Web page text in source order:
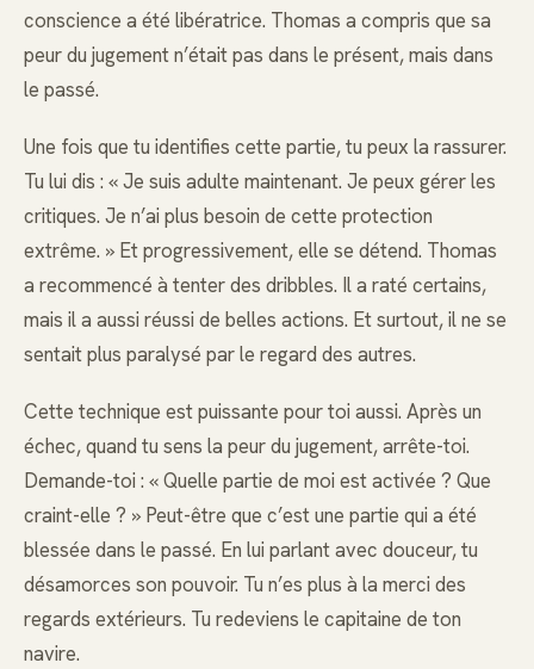
conscience a été libératrice. Thomas a compris que sa
peur du jugement n’était pas dans le présent, mais dans
le passé.
Une fois que tu identifies cette partie, tu peux la rassurer.
Tu lui dis : « Je suis adulte maintenant. Je peux gérer les
critiques. Je n’ai plus besoin de cette protection
extrême. » Et progressivement, elle se détend. Thomas
a recommencé à tenter des dribbles. Il a raté certains,
mais il a aussi réussi de belles actions. Et surtout, il ne se
sentait plus paralysé par le regard des autres.
Cette technique est puissante pour toi aussi. Après un
échec, quand tu sens la peur du jugement, arrête-toi.
Demande-toi : « Quelle partie de moi est activée ? Que
craint-elle ? » Peut-être que c’est une partie qui a été
blessée dans le passé. En lui parlant avec douceur, tu
désamorces son pouvoir. Tu n’es plus à la merci des
regards extérieurs. Tu redeviens le capitaine de ton
navire.